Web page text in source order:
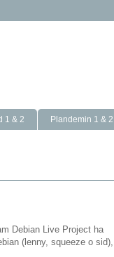
1 & 2 Plandemin 1 & 2
Debian Live Project ha
(lenny, squeeze o sid),